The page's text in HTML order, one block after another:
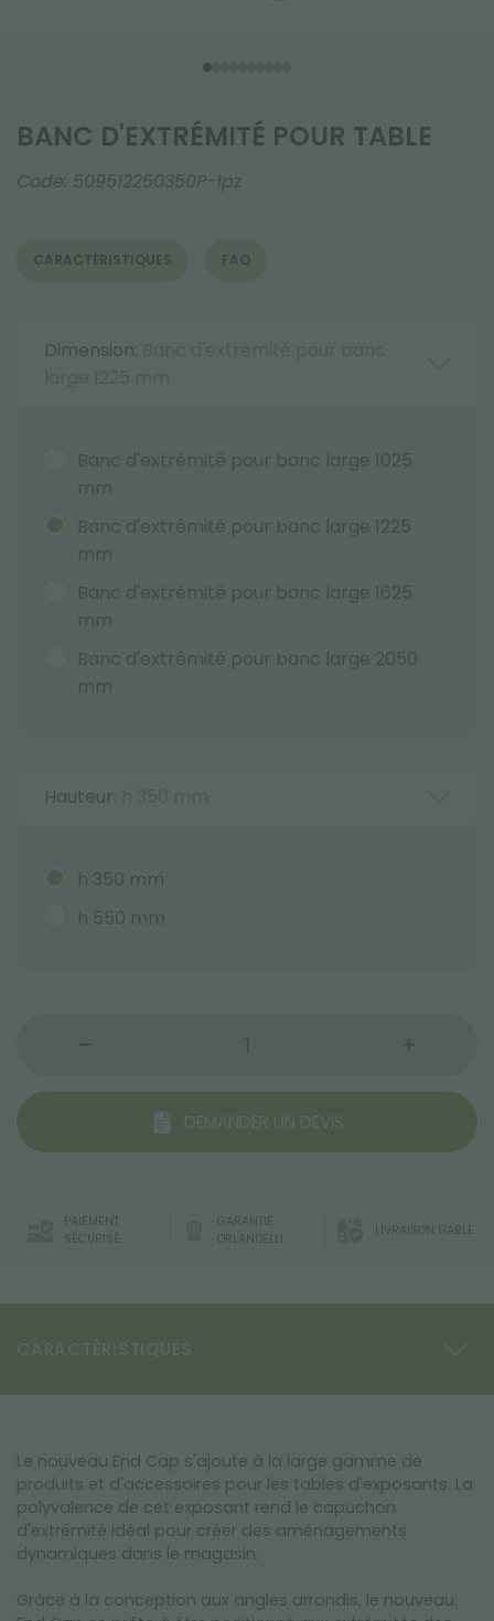
BANC D'EXTRÉMITÉ POUR TABLE
Code: 509512250350P-1pz
CARACTÉRISTIQUES FAQ
Dimension: Banc d'extrémité pour banc
large 1225 mm
Banc d'extrémité pour banc large 1025
mm
Banc d'extrémité pour banc large 1225
mm
Banc d'extrémité pour banc large 1625
mm
Banc d'extrémité pour banc large 2050
mm
Hauteur: h 350 mm
h 350 mm
h 550 mm
DEMANDER UN DEVIS
PAIEMENT
SÉCURISÉ
GARANTIE
ORLANDELLI
LIVRAISON FIABLE
CARACTÉRISTIQUES
Le nouveau End Cap s'ajoute à la large gamme de
produits et d'accessoires pour les tables d'exposants. La
polyvalence de cet exposant rend le capuchon
d'extrémité idéal pour créer des aménagements
dynamiques dans le magasin.
Grâce à la conception aux angles arrondis, le nouveau